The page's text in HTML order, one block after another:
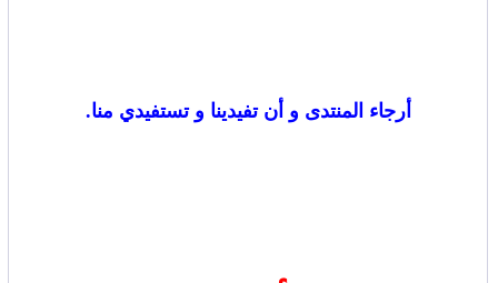
أرجاء المنتدى و أن تفيدينا و تستفيدي منا.